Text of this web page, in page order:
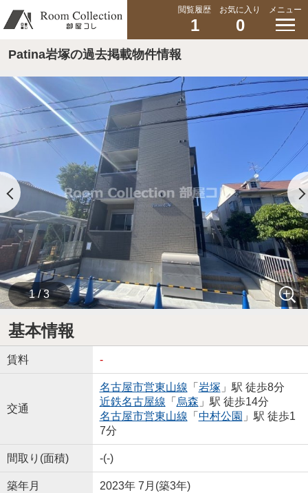
閲覧履歴
1
お気に入り
0
メニュー
Patina岩塚の過去掲載物件情報
1 / 3
基本情報
賃料 -
交通
名古屋市営東山線 「 岩塚 」駅 徒歩8分
近鉄名古屋線 「 烏森 」駅 徒歩14分
名古屋市営東山線 「 中村公園 」駅 徒歩1
7分
間取り(面積) -(-)
築年月 2023年 7月(築3年)